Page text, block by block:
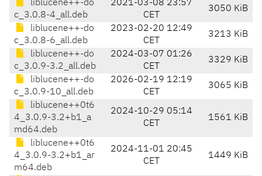
liblucene++-do
c_3.0.8-4_all.deb
2021-03-08 23:57
CET
3050 KiB
liblucene++-do
c_3.0.8-6_all.deb
2023-02-20 12:49
CET
3213 KiB
liblucene++-do
c_3.0.9-3.2_all.deb
2024-03-07 01:26
CET
3329 KiB
liblucene++-do
c_3.0.9-10_all.deb
2026-02-19 12:19
CET
3065 KiB
liblucene++0t6
4_3.0.9-3.2+b1_a
md64.deb
2024-10-29 05:14
CET
1561 KiB
liblucene++0t6
4_3.0.9-3.2+b1_ar
m64.deb
2024-11-01 20:45
CET
1449 KiB